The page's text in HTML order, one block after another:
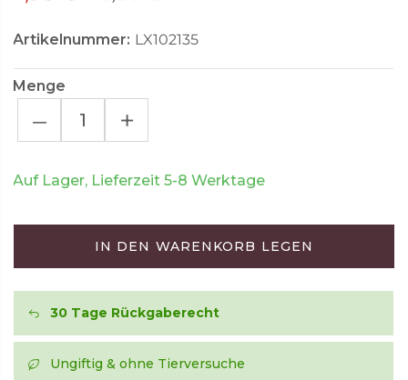
Artikelnummer: LX102135
Menge
– +
Auf Lager, Lieferzeit 5-8 Werktage
IN DEN WARENKORB LEGEN
30 Tage Rückgaberecht
Ungiftig & ohne Tierversuche